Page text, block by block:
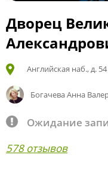
Дворец
Английская наб., д. 54
Богачева Анна
Ожидание
578 отзывов